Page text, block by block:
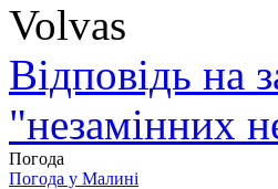
Volvas
Відповідь на
"незамінних
Погода
Погода у Малині